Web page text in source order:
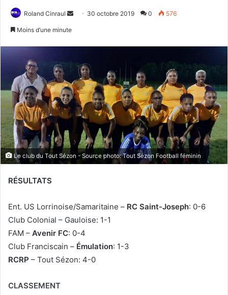
Roland Cinraul
r
u
n
r
l
30 octobre 2019 0 576
Moins d’une minute
Le club du Tout Sézon - Source photo: Tout Sézon Football féminin
RÉSULTATS
Ent. US Lorrinoise/Samaritaine – RC Saint-Joseph: 0-6
Club Colonial – Gauloise: 1-1
FAM – Avenir FC: 0-4
Club Franciscain – Émulation: 1-3
RCRP – Tout Sézon: 4-0
CLASSEMENT